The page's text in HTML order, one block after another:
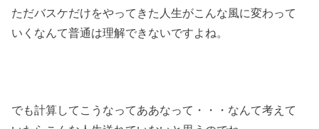
ただバスケだけをやってきた人生がこんな風に変わって
いくなんて普通は理解できないですよね。
でも計算してこうなってああなって・・・なんて考えて